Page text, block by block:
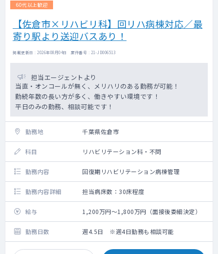
60代以上歓迎
【佐倉市×リハビリ科】回リハ病棟対応／最
寄り駅より送迎バスあり！
掲載更新日 : 2026年08月04日 案件番号 : 21-JD006513
担当エージェントより
当直・オンコールが無く、メリハリのある勤務が可能！
勤続年数の長い方が多く、働きやすい環境です！
平日のみの勤務、相談可能です！
勤務地 千葉県佐倉市
科目 リハビリテーション科・不問
勤務内容 回復期リハビリテーション病棟管理
勤務内容詳細 担当病床数：30床程度
給与 1,200万円～1,800万円（面接後委細決定）
勤務日数 週4.5日 ※週4日勤務も相談可能